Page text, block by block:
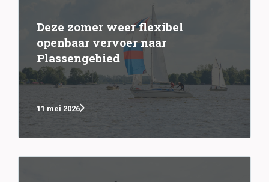
Deze zomer weer flexibel
openbaar vervoer naar
Plassengebied
11 mei 2026